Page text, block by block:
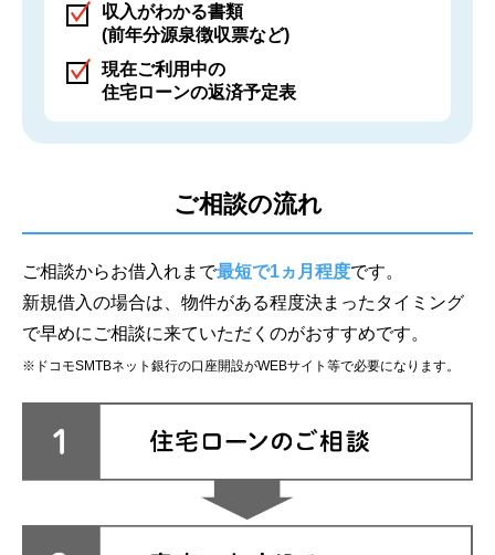
収入がわかる書類
(前年分源泉徴収票など)
現在ご利用中の
住宅ローンの返済予定表
ご相談の流れ
ご相談からお借入れまで最短で1ヵ月程度です。
新規借入の場合は、物件がある程度決まったタイミング
で早めにご相談に来ていただくのがおすすめです。
※ドコモSMTBネット銀行の口座開設がWEBサイト等で必要になります。